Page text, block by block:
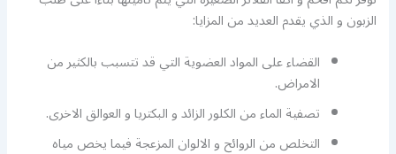
الزبون و الذي يقدم العديد من المزايا:
القضاء على المواد العضوية التي قد تتسبب بالكثير من
الامراض.
تصفية الماء من الكلور الزائد و البكتريا و العوالق الاخرى.
التخلص من الروائح و الالوان المزعجة فيما يخص مياه